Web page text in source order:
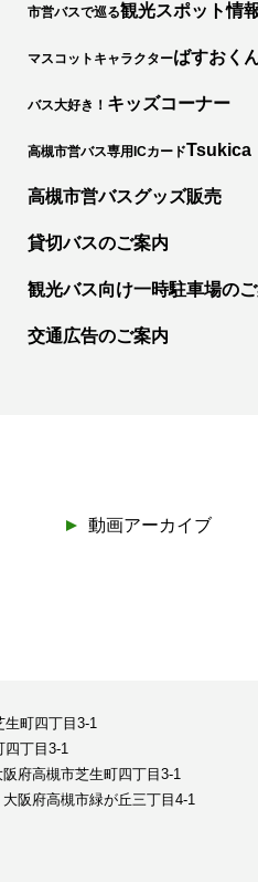
市営バスで巡る観光スポット情
マスコットキャラクターばすおく
バス大好き！ キッズコーナー
高槻市営バス専用ICカードTsukica
高槻市営バスグッズ販売
貸切バスのご案内
観光バス向け一時駐車場の
交通広告のご案内
動画アーカイブ
町四丁目3-1
丁目3-1
府高槻市芝生町四丁目3-1
阪府高槻市緑が丘三丁目4-1